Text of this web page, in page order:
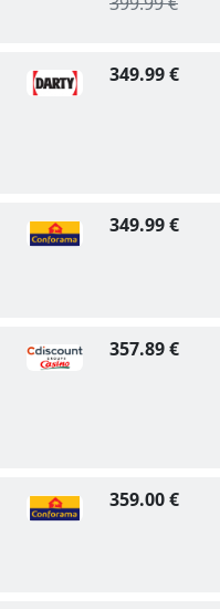
349.99 €
349.99 €
357.89 €
359.00 €